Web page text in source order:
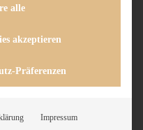
alle
akzeptieren
Präferenzen
Impressum